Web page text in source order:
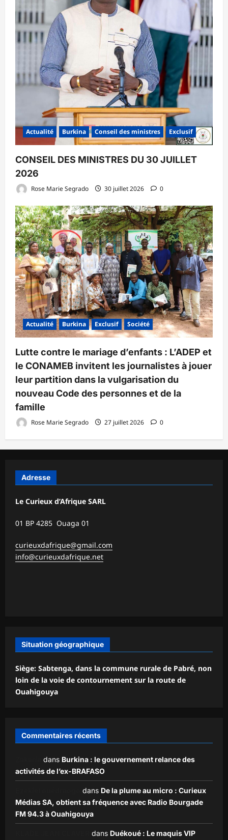
Actualité Burkina Conseil des ministres Exclusif
CONSEIL DES MINISTRES DU 30 JUILLET
2026
Rose Marie Segrado 30 juillet 2026 0
Actualité Burkina Exclusif Société
Lutte contre le mariage d’enfants : L’ADEP et
le CONAMEB invitent les journalistes à jouer
leur partition dans la vulgarisation du
nouveau Code des personnes et de la
famille
Rose Marie Segrado 27 juillet 2026 0
Adresse
Le Curieux d’Afrique SARL
01 BP 4285 Ouaga 01
curieuxdafrique@gmail.com
info@curieuxdafrique.net
Situation géographique
Siège: Sabtenga, dans la commune rurale de Pabré, non
loin de la voie de contournement sur la route de
Ouahigouya
Commentaires récents
dans Burkina : le gouvernement relance des
activités de l’ex-BRAFASO
dans De la plume au micro : Curieux
Médias SA, obtient sa fréquence avec Radio Bourgade
FM 94.3 à Ouahigouya
dans Duékoué : Le maquis VIP